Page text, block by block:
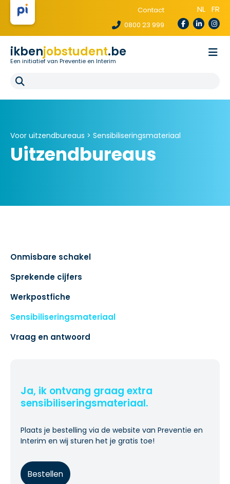
Contact
0800 23 999
NL FR
ikbenjobstudent.be
Een initiatief van Preventie en Interim
Voor uitzendbureaus
Voor uitzendbureaus > Sensibiliseringsmateriaal
Uitzendbureaus
Onmisbare schakel
Sprekende cijfers
Werkpostfiche
Sensibiliseringsmateriaal
Vraag en antwoord
Ja, ik ontvang graag extra
sensibiliseringsmateriaal.
Plaats je bestelling via de website van Preventie en
Interim en wij sturen het je gratis toe!
Bestellen